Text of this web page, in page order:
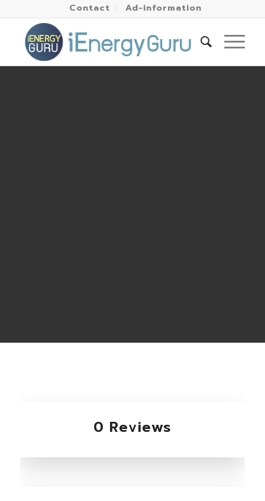
Contact Ad-information
0 Reviews